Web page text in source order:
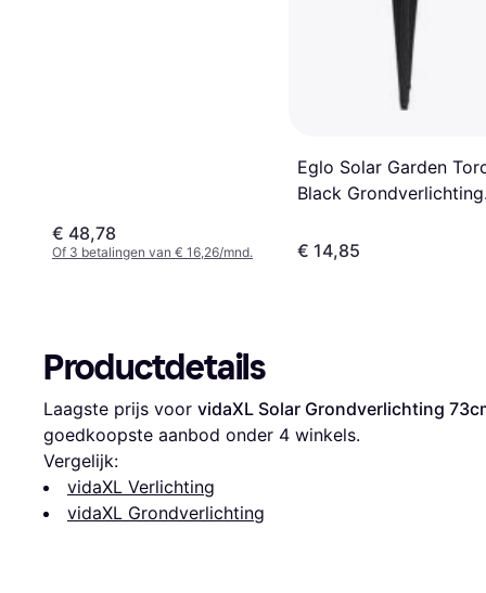
€ 48,78
Of 3 betalingen van € 16,26/mnd.
Eglo Solar Garden
Black Grondverlichting
€ 14,85
Productdetails
Laagste prijs voor vidaXL Solar Grondverlichting
goedkoopste aanbod onder 4 winkels.
Vergelijk:
vidaXL Verlichting
vidaXL Grondverlichting